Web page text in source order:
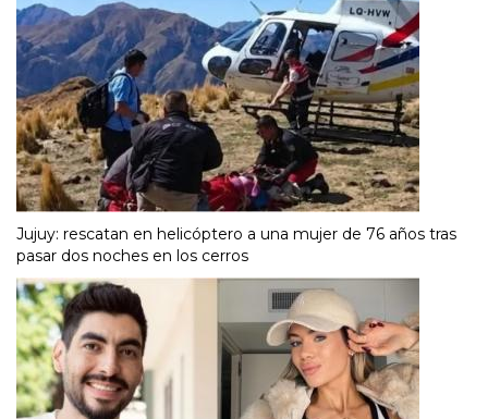
Jujuy: rescatan en helicóptero a una mujer de 76 años tras
pasar dos noches en los cerros